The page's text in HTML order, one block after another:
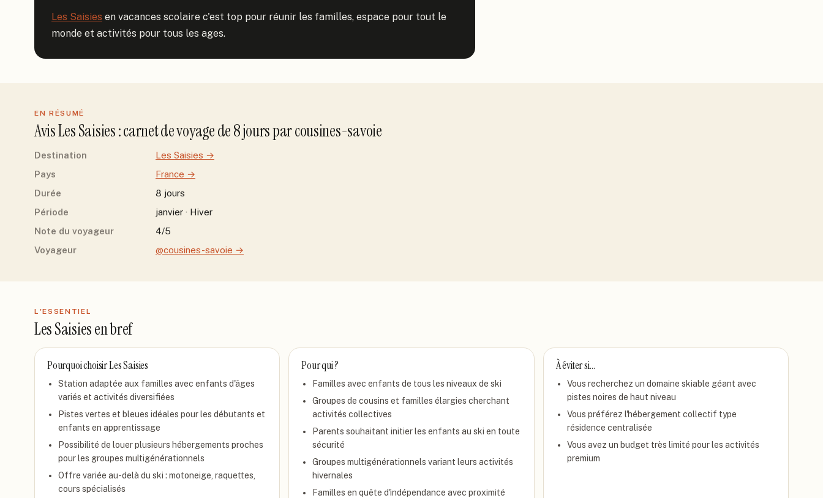
Les Saisies en vacances scolaire c'est top pour réunir les familles, espace pour tout le
monde et activités pour tous les ages.
EN RÉSUMÉ
AvisLes Saisies: carnet de voyage de8joursparcousines-savoie
Destination Les Saisies →
Pays
France →
Durée
8 jours
Période
janvier · Hiver
Note du voyageur
4/5
Voyageur
@cousines-savoie →
L'ESSENTIEL
Les Saisiesen bref
Pourquoi choisirLes Saisies
Station adaptée aux familles avec enfants d'âges
variés et activités diversifiées
Pistes vertes et bleues idéales pour les débutants et
enfants en apprentissage
Possibilité de louer plusieurs hébergements proches
pour les groupes multigénérationnels
Offre variée au-delà du ski : motoneige, raquettes,
cours spécialisés
Pour qui ?
Familles avec enfants de tous les niveaux de ski
Groupes de cousins et familles élargies cherchant
activités collectives
Parents souhaitant initier les enfants au ski en toute
sécurité
Groupes multigénérationnels variant leurs activités
hivernales
Familles en quête d'indépendance avec proximité
À éviter si…
Vous recherchez un domaine skiable géant avec
pistes noires de haut niveau
Vous préférez l'hébergement collectif type
résidence centralisée
Vous avez un budget très limité pour les activités
premium